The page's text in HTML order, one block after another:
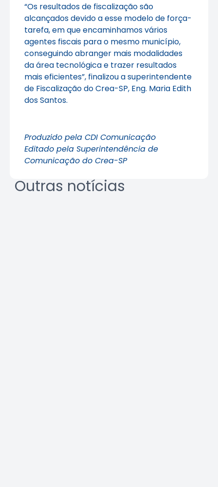
“Os resultados de fiscalização são
alcançados devido a esse modelo de força-
tarefa, em que encaminhamos vários
agentes fiscais para o mesmo município,
conseguindo abranger mais modalidades
da área tecnológica e trazer resultados
mais eficientes”, finalizou a superintendente
de Fiscalização do Crea-SP, Eng. Maria Edith
dos Santos.
Produzido pela CDI Comunicação
Editado pela Superintendência de
Comunicação do Crea-SP
Outras notícias